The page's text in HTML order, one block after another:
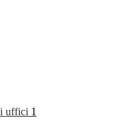
uffici 1